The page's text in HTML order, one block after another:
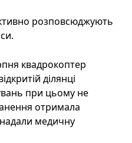
розповсюджують
квадрокоптер
ділянці
при цьому не
отримала
медичну